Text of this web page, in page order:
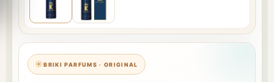
BRIKI PARFUMS · ORIGINAL